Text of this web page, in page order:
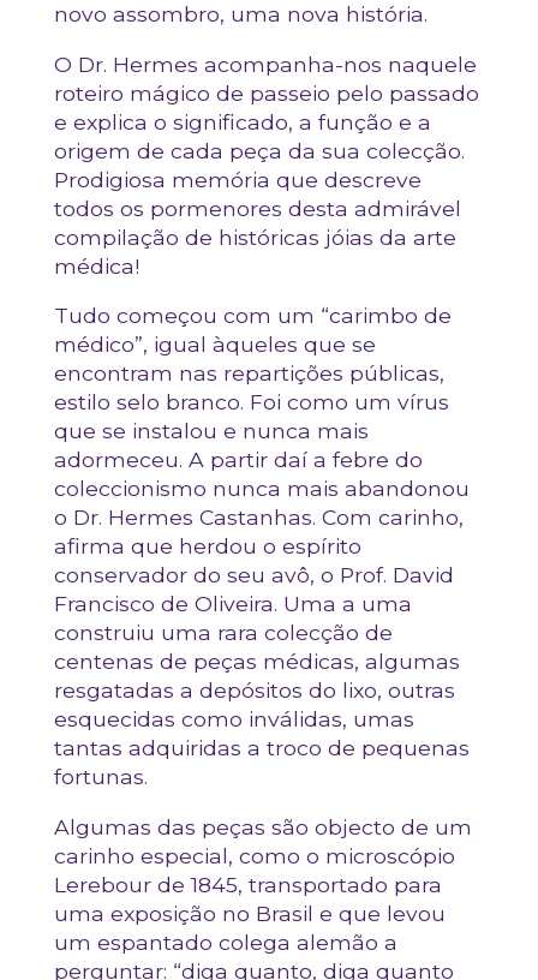
novo assombro, uma nova história.
O Dr. Hermes acompanha-nos naquele
roteiro mágico de passeio pelo passado
e explica o significado, a função e a
origem de cada peça da sua colecção.
Prodigiosa memória que descreve
todos os pormenores desta admirável
compilação de históricas jóias da arte
médica!
Tudo começou com um “carimbo de
médico”, igual àqueles que se
encontram nas repartições públicas,
estilo selo branco. Foi como um vírus
que se instalou e nunca mais
adormeceu. A partir daí a febre do
coleccionismo nunca mais abandonou
o Dr. Hermes Castanhas. Com carinho,
afirma que herdou o espírito
conservador do seu avô, o Prof. David
Francisco de Oliveira. Uma a uma
construiu uma rara colecção de
centenas de peças médicas, algumas
resgatadas a depósitos do lixo, outras
esquecidas como inválidas, umas
tantas adquiridas a troco de pequenas
fortunas.
Algumas das peças são objecto de um
carinho especial, como o microscópio
Lerebour de 1845, transportado para
uma exposição no Brasil e que levou
um espantado colega alemão a
perguntar: “diga quanto, diga quanto